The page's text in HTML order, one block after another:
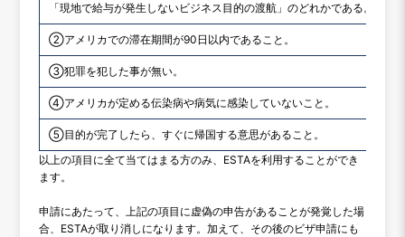
「現地で給与が発生しないビジネス目的の渡航」のどれかである。
②アメリカでの滞在期間が90日以内であること。
③犯罪を犯した事が無い。
④アメリカが定める伝染病や病気に感染していないこと。
⑤目的が完了したら、すぐに帰国する意思があること。
以上の項目に全て当てはまる方のみ、ESTAを利用することができ
ます。
申請にあたって、上記の項目に虚偽の申告があることが発覚した場
合、ESTAが取り消しになります。加えて、その後のビザ申請にも